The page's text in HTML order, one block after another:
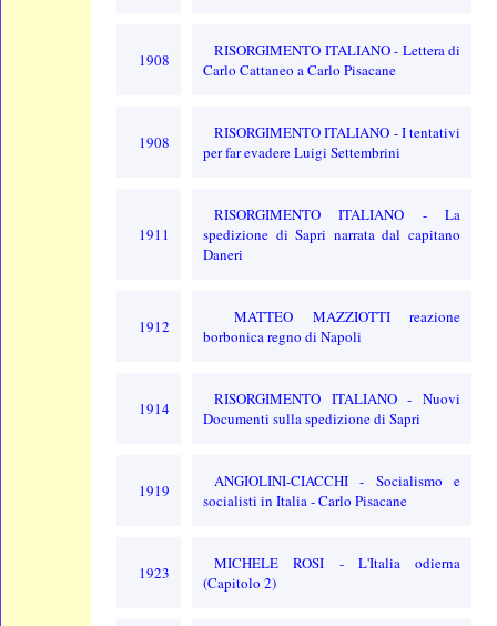
1908
RISORGIMENTO ITALIANO - Lettera di
Carlo Cattaneo a Carlo Pisacane
1908
RISORGIMENTO ITALIANO - I tentativi
per far evadere Luigi Settembrini
1911
RISORGIMENTO ITALIANO - La
spedizione di Sapri narrata dal capitano
Daneri
1912
MATTEO MAZZIOTTI reazione
borbonica regno di Napoli
1914
RISORGIMENTO ITALIANO - Nuovi
Documenti sulla spedizione di Sapri
1919
ANGIOLINI-CIACCHI - Socialismo e
socialisti in Italia - Carlo Pisacane
1923
MICHELE ROSI - L'Italia odierna
(Capitolo 2)